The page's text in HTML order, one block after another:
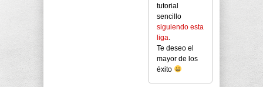
tutorial
sencillo
siguiendo esta
liga
Te deseo el
mayor de los
éxito